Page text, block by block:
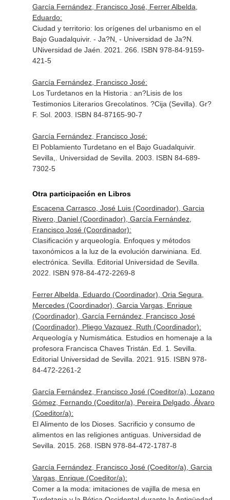
García Fernández, Francisco José, Ferrer Albelda,
Eduardo:
Ciudad y territorio: los orígenes del urbanismo en el
Bajo Guadalquivir. - Ja?N, - Universidad de Ja?N.
UNiversidad de Jaén. 2021. 266. ISBN 978-84-9159-
421-5
García Fernández, Francisco José:
Los Turdetanos en la Historia : an?Lisis de los
Testimonios Literarios Grecolatinos. ?Cija (Sevilla). Gr?
F. Sol. 2003. ISBN 84-87165-90-7
García Fernández, Francisco José:
El Poblamiento Turdetano en el Bajo Guadalquivir.
Sevilla,. Universidad de Sevilla. 2003. ISBN 84-689-
7302-5
Otra participación en Libros
Escacena Carrasco, José Luis (Coordinador), Garcia
Rivero, Daniel (Coordinador), García Fernández,
Francisco José (Coordinador):
Clasificación y arqueología. Enfoques y métodos
taxonómicos a la luz de la evolución darwiniana. Ed.
electrónica. Sevilla. Editorial Universidad de Sevilla.
2022. ISBN 978-84-472-2269-8
Ferrer Albelda, Eduardo (Coordinador), Oria Segura,
Mercedes (Coordinador), Garcia Vargas, Enrique
(Coordinador), García Fernández, Francisco José
(Coordinador), Pliego Vazquez, Ruth (Coordinador):
Arqueología y Numismática. Estudios en homenaje a la
profesora Francisca Chaves Tristán. Ed. 1. Sevilla.
Editorial Universidad de Sevilla. 2021. 915. ISBN 978-
84-472-2261-2
García Fernández, Francisco José (Coeditor/a), Lozano
Gómez, Fernando (Coeditor/a), Pereira Delgado, Álvaro
(Coeditor/a):
El Alimento de los Dioses. Sacrificio y consumo de
alimentos en las religiones antiguas. Universidad de
Sevilla. 2015. 268. ISBN 978-84-472-1787-8
García Fernández, Francisco José (Coeditor/a), Garcia
Vargas, Enrique (Coeditor/a):
Comer a la moda: imitaciones de vajilla de mesa en